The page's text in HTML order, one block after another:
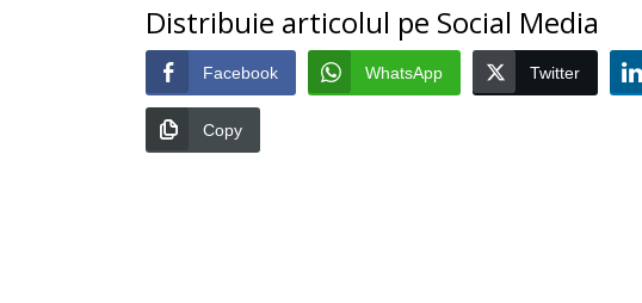
Distribuie articolul pe Social Media
Facebook WhatsApp Twitter
Copy